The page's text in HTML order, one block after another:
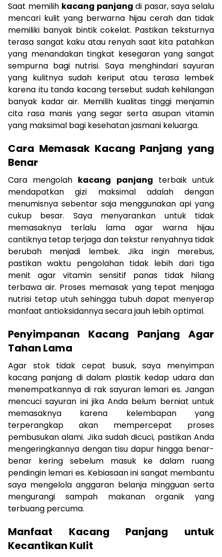
Saat memilih kacang panjang di pasar, saya selalu
mencari kulit yang berwarna hijau cerah dan tidak
memiliki banyak bintik cokelat. Pastikan teksturnya
terasa sangat kaku atau renyah saat kita patahkan
yang menandakan tingkat kesegaran yang sangat
sempurna bagi nutrisi. Saya menghindari sayuran
yang kulitnya sudah keriput atau terasa lembek
karena itu tanda kacang tersebut sudah kehilangan
banyak kadar air. Memilih kualitas tinggi menjamin
cita rasa manis yang segar serta asupan vitamin
yang maksimal bagi kesehatan jasmani keluarga.
Cara Memasak Kacang Panjang yang
Benar
Cara mengolah kacang panjang terbaik untuk
mendapatkan gizi maksimal adalah dengan
menumisnya sebentar saja menggunakan api yang
cukup besar. Saya menyarankan untuk tidak
memasaknya terlalu lama agar warna hijau
cantiknya tetap terjaga dan tekstur renyahnya tidak
berubah menjadi lembek. Jika ingin merebus,
pastikan waktu pengolahan tidak lebih dari tiga
menit agar vitamin sensitif panas tidak hilang
terbawa air. Proses memasak yang tepat menjaga
nutrisi tetap utuh sehingga tubuh dapat menyerap
manfaat antioksidannya secara jauh lebih optimal.
Penyimpanan Kacang Panjang Agar
Tahan Lama
Agar stok tidak cepat busuk, saya menyimpan
kacang panjang di dalam plastik kedap udara dan
menempatkannya di rak sayuran lemari es. Jangan
mencuci sayuran ini jika Anda belum berniat untuk
memasaknya karena kelembapan yang
terperangkap akan mempercepat proses
pembusukan alami. Jika sudah dicuci, pastikan Anda
mengeringkannya dengan tisu dapur hingga benar-
benar kering sebelum masuk ke dalam ruang
pendingin lemari es. Kebiasaan ini sangat membantu
saya mengelola anggaran belanja mingguan serta
mengurangi sampah makanan organik yang
terbuang percuma.
Manfaat Kacang Panjang untuk
Kecantikan Kulit